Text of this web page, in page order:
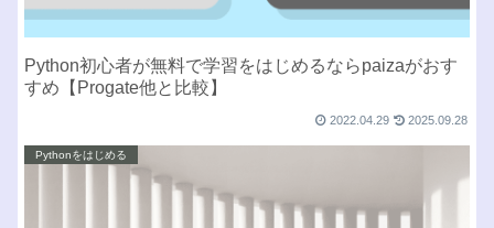
Python初心者が無料で学習をはじめるならpaizaがおす
すめ【Progate他と比較】
2022.04.29 2025.09.28
Pythonをはじめる